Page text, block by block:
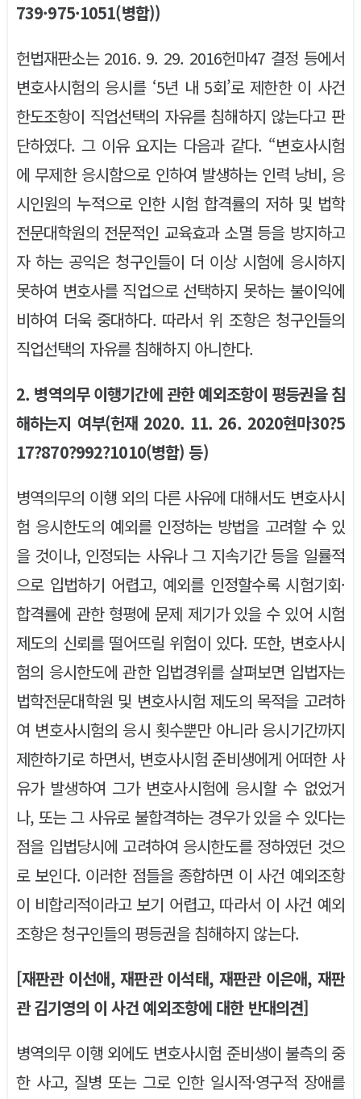
739·975·1051(병합))
헌법재판소는 2016. 9. 29. 2016헌마47 결정 등에서
변호사시험의 응시를 ‘5년 내 5회’로 제한한 이 사건
한도조항이 직업선택의 자유를 침해하지 않는다고 판
단하였다. 그 이유 요지는 다음과 같다. “변호사시험
에 무제한 응시함으로 인하여 발생하는 인력 낭비, 응
시인원의 누적으로 인한 시험 합격률의 저하 및 법학
전문대학원의 전문적인 교육효과 소멸 등을 방지하고
자 하는 공익은 청구인들이 더 이상 시험에 응시하지
못하여 변호사를 직업으로 선택하지 못하는 불이익에
비하여 더욱 중대하다. 따라서 위 조항은 청구인들의
직업선택의 자유를 침해하지 아니한다.
2. 병역의무 이행기간에 관한 예외조항이 평등권을 침
해하는지 여부(헌재 2020. 11. 26. 2020현마30?5
17?870?992?1010(병합) 등)
병역의무의 이행 외의 다른 사유에 대해서도 변호사시
험 응시한도의 예외를 인정하는 방법을 고려할 수 있
을 것이나, 인정되는 사유나 그 지속기간 등을 일률적
으로 입법하기 어렵고, 예외를 인정할수록 시험기회·
합격률에 관한 형평에 문제 제기가 있을 수 있어 시험
제도의 신뢰를 떨어뜨릴 위험이 있다. 또한, 변호사시
험의 응시한도에 관한 입법경위를 살펴보면 입법자는
법학전문대학원 및 변호사시험 제도의 목적을 고려하
여 변호사시험의 응시 횟수뿐만 아니라 응시기간까지
제한하기로 하면서, 변호사시험 준비생에게 어떠한 사
유가 발생하여 그가 변호사시험에 응시할 수 없었거
나, 또는 그 사유로 불합격하는 경우가 있을 수 있다는
점을 입법당시에 고려하여 응시한도를 정하였던 것으
로 보인다. 이러한 점들을 종합하면 이 사건 예외조항
이 비합리적이라고 보기 어렵고, 따라서 이 사건 예외
조항은 청구인들의 평등권을 침해하지 않는다.
[재판관 이선애, 재판관 이석태, 재판관 이은애, 재판
관 김기영의 이 사건 예외조항에 대한 반대의견]
병역의무 이행 외에도 변호사시험 준비생이 불측의 중
한 사고, 질병 또는 그로 인한 일시적·영구적 장애를